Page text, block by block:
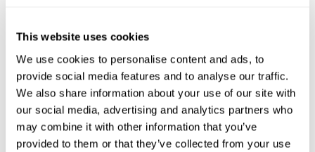
This website uses cookies
We use cookies to personalise content and ads, to
provide social media features and to analyse our traffic.
We also share information about your use of our site with
our social media, advertising and analytics partners who
may combine it with other information that you’ve
provided to them or that they’ve collected from your use
¿Cómo mejora el juego mental "Ant
Escape" mis habilidades cognitivas?
Jugar a Ant Escape estimula un patrón de activación neural
específico. Repetir y entrenar de manera consistente este patrón,
puede ayudar a crear nuevas sinapsis, y a que los circuitos
neuronales se reorganicen y recuperen funciones cognitivas
debilitadas o dañadas.